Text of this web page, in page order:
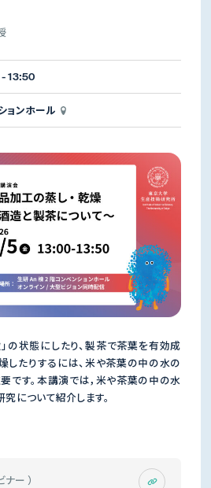
- 13:50
ョンホール
の状態にしたり、製茶で茶葉を有効成
したりするには、米や茶葉の中の水の
です。本講演では，米や茶葉の中の水
について紹介します。
ー ）